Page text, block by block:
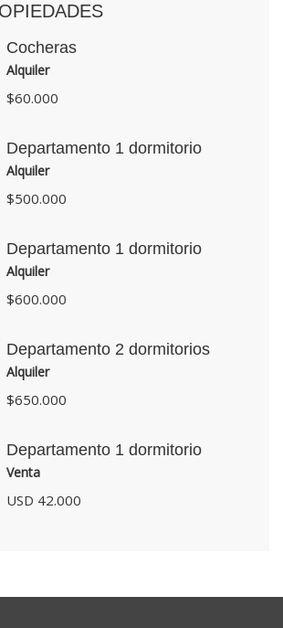
Cocheras
Alquiler
$60.000
Departamento 1 dormitorio
Alquiler
$500.000
Departamento 1 dormitorio
Alquiler
$600.000
Departamento 2 dormitorios
Alquiler
$650.000
Departamento 1 dormitorio
Venta
USD 42.000